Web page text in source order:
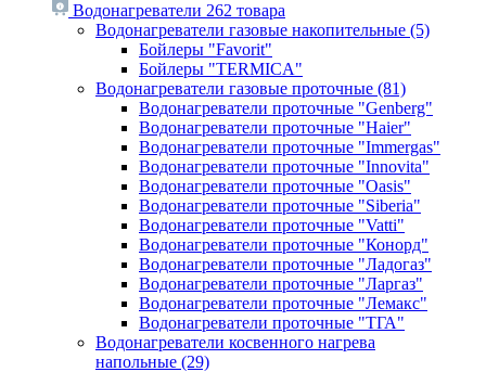
Водонагреватели 262 товара
Водонагреватели газовые накопительные (5)
Бойлеры "Favorit"
Бойлеры "TERMICA"
Водонагреватели газовые проточные (81)
Водонагреватели проточные "Genberg"
Водонагреватели проточные "Haier"
Водонагреватели проточные "Immergas"
Водонагреватели проточные "Innovita"
Водонагреватели проточные "Oasis"
Водонагреватели проточные "Siberia"
Водонагреватели проточные "Vatti"
Водонагреватели проточные "Конорд"
Водонагреватели проточные "Ладогаз"
Водонагреватели проточные "Ларгаз"
Водонагреватели проточные "Лемакс"
Водонагреватели проточные "ТГА"
Водонагреватели косвенного нагрева
напольные (29)